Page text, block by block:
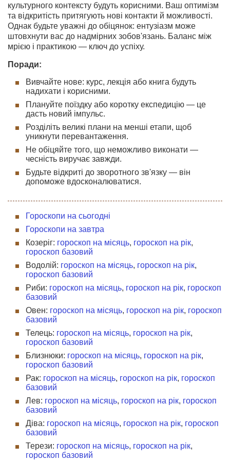
культурного контексту будуть корисними. Ваш оптимізм
та відкритість притягують нові контакти й можливості.
Однак будьте уважні до обіцянок: ентузіазм може
штовхнути вас до надмірних зобов'язань. Баланс між
мрією і практикою — ключ до успіху.
Поради:
Вивчайте нове: курс, лекція або книга будуть
надихати і корисними.
Плануйте поїздку або коротку експедицію — це
дасть новий імпульс.
Розділіть великі плани на менші етапи, щоб
уникнути перевантаження.
Не обіцяйте того, що неможливо виконати —
чесність виручає завжди.
Будьте відкриті до зворотного зв'язку — він
допоможе вдосконалюватися.
Гороскопи на сьогодні
Гороскопи на завтра
Козеріг: гороскоп на місяць, гороскоп на рік,
гороскоп базовий
Водолій: гороскоп на місяць, гороскоп на рік,
гороскоп базовий
Риби: гороскоп на місяць, гороскоп на рік, гороскоп
базовий
Овен: гороскоп на місяць, гороскоп на рік, гороскоп
базовий
Телець: гороскоп на місяць, гороскоп на рік,
гороскоп базовий
Близнюки: гороскоп на місяць, гороскоп на рік,
гороскоп базовий
Рак: гороскоп на місяць, гороскоп на рік, гороскоп
базовий
Лев: гороскоп на місяць, гороскоп на рік, гороскоп
базовий
Діва: гороскоп на місяць, гороскоп на рік, гороскоп
базовий
Терези: гороскоп на місяць, гороскоп на рік,
гороскоп базовий